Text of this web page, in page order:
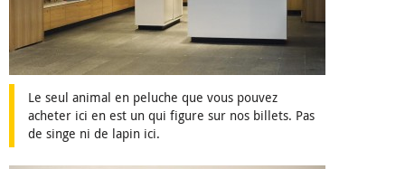
Le seul animal en peluche que vous pouvez
acheter ici en est un qui figure sur nos billets. Pas
de singe ni de lapin ici.